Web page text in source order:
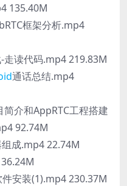
135.40M
框架分析.mp4
走读代码.mp4 219.83M
通话总结.mp4
介和AppRTC工程搭建
92.74M
成.mp4 22.74M
安装(1).mp4 230.37M